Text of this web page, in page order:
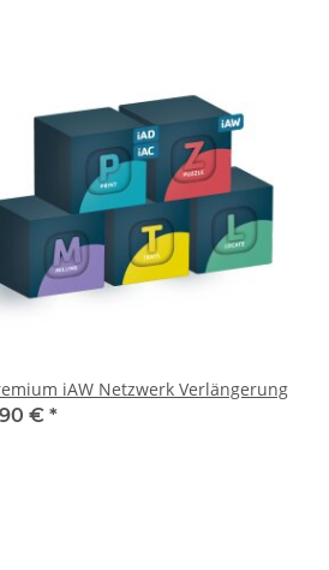
iAW Netzwerk Verlängerung
€ *